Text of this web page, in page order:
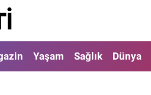
Yaşam Sağlık Dünya